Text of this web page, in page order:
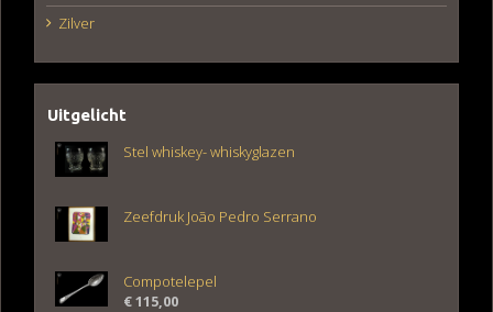
Zilver
Uitgelicht
Stel whiskey- whiskyglazen
Zeefdruk João Pedro Serrano
Compotelepel
€115,00